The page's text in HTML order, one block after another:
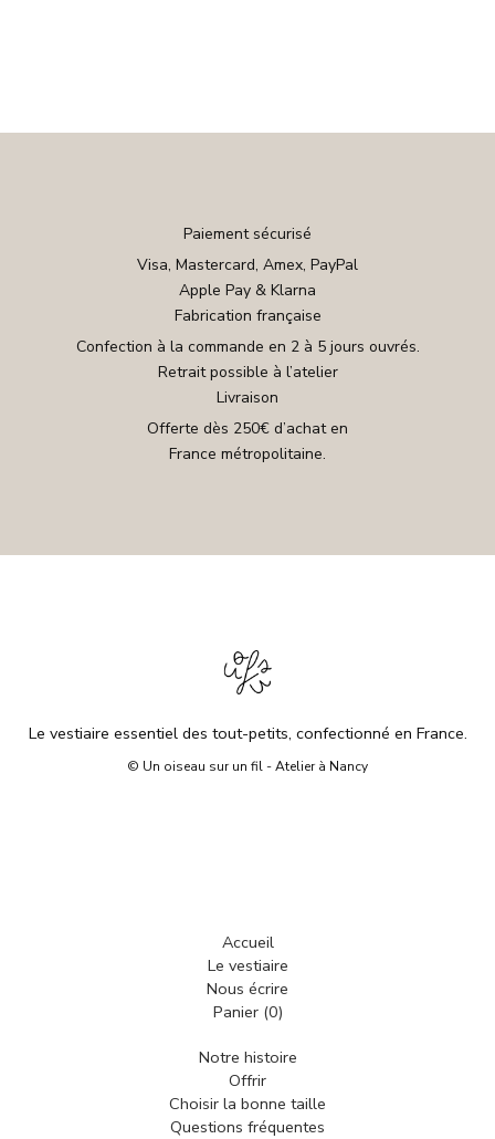
Paiement sécurisé
Visa, Mastercard, Amex, PayPal
Apple Pay & Klarna
Fabrication française
Confection à la commande en 2 à 5 jours ouvrés.
Retrait possible à l’atelier
Livraison
Offerte dès 250€ d’achat en
France métropolitaine.
Le vestiaire essentiel des tout-petits, confectionné en France.
© Un oiseau sur un fil - Atelier à Nancy
Accueil
Le vestiaire
Nous écrire
Panier (0)
Notre histoire
Offrir
Choisir la bonne taille
Questions fréquentes